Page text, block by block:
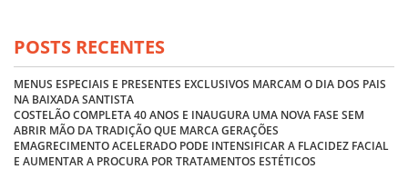
POSTS RECENTES
MENUS ESPECIAIS E PRESENTES EXCLUSIVOS MARCAM O DIA DOS PAIS
NA BAIXADA SANTISTA
COSTELÃO COMPLETA 40 ANOS E INAUGURA UMA NOVA FASE SEM
ABRIR MÃO DA TRADIÇÃO QUE MARCA GERAÇÕES
EMAGRECIMENTO ACELERADO PODE INTENSIFICAR A FLACIDEZ FACIAL
E AUMENTAR A PROCURA POR TRATAMENTOS ESTÉTICOS